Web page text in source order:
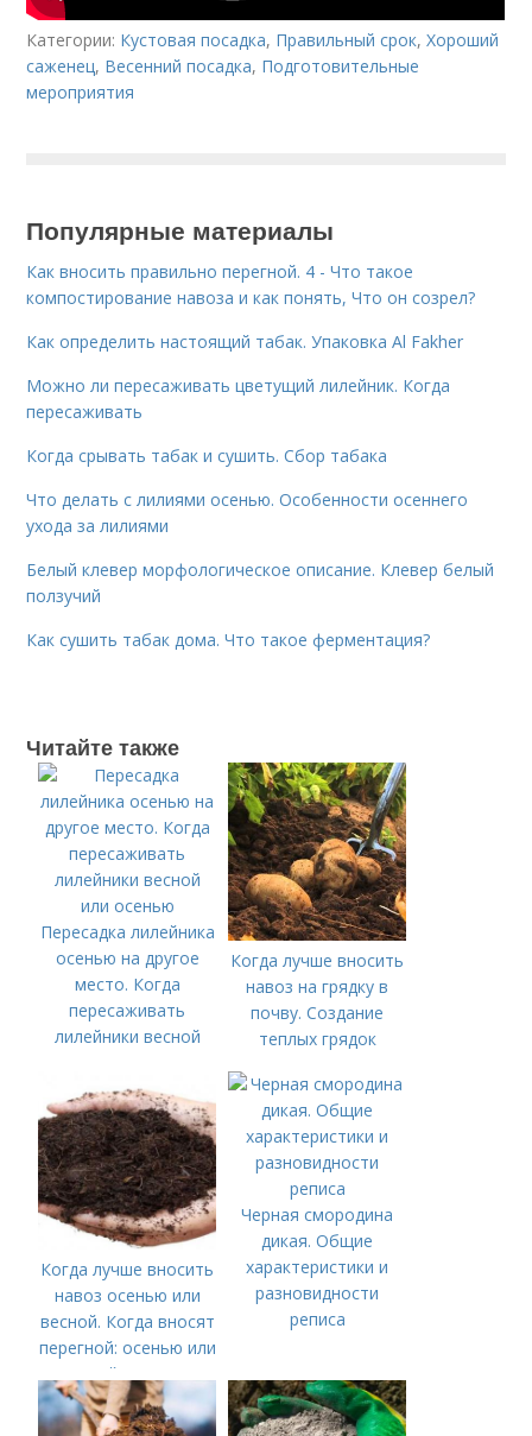
Категории: Кустовая посадка, Правильный срок,Хороший
саженец, Весенний посадка, Подготовительные
мероприятия
Популярные материалы
Как вносить правильно перегной. 4 - Что такое
компостирование навоза и как понять, Что он созрел?
Как определить настоящий табак. Упаковка Al Fakher
Можно ли пересаживать цветущий лилейник. Когда
пересаживать
Когда срывать табак и сушить. Сбор табака
Что делать с лилиями осенью. Особенности осеннего
ухода за лилиями
Белый клевер морфологическое описание. Клевер белый
ползучий
Как сушить табак дома. Что такое ферментация?
Читайте также
Пересадка лилейника
осенью на другое
место. Когда
пересаживать
лилейники весной
Когда лучше вносить
навоз на грядку в
почву. Создание
теплых грядок
Когда лучше вносить
навоз осенью или
весной. Когда вносят
перегной: осенью или
весной, правила
внесения удобрений
Черная смородина
дикая. Общие
характеристики и
разновидности
реписа